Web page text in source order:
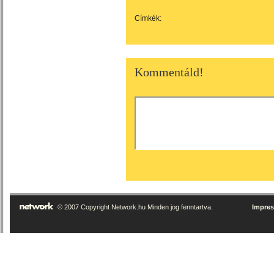
Címkék:
Kommentáld!
© 2007 Copyright Network.hu Minden jog fenntartva.